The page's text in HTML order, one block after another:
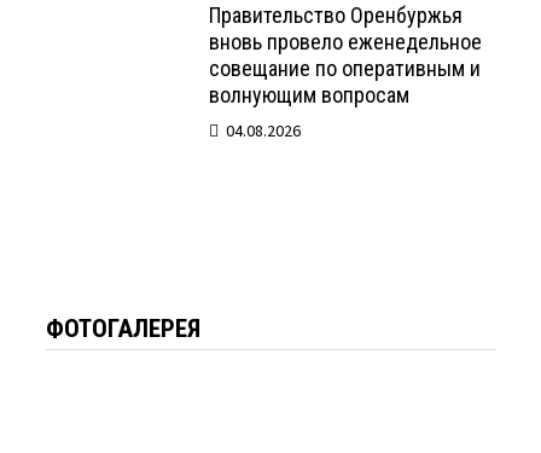
Правительство Оренбуржья
вновь провело еженедельное
совещание по оперативным и
волнующим вопросам
04.08.2026
ФОТОГАЛЕРЕЯ